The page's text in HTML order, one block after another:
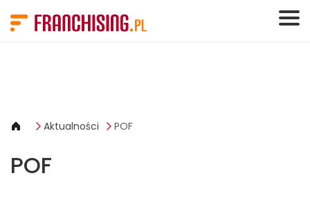
Aktualności POF
POF